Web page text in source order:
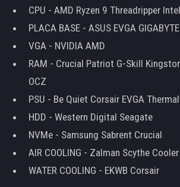
CPU - AMD Ryzen 9 Threadripper
PLACA BASE - ASUS EVGA
VGA - NVIDIA AMD
RAM - Crucial Patriot G-Skill
OCZ
PSU - Be Quiet Corsair EVGA
HDD - Western Digital Seagate
NVMe - Samsung Sabrent Crucial
AIR COOLING - Zalman Scythe
WATER COOLING - EKWB Corsair